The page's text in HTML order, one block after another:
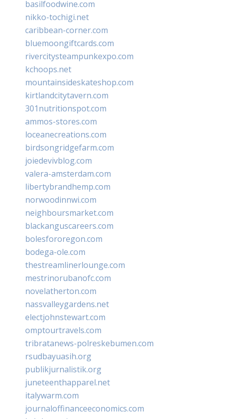
basilfoodwine.com
nikko-tochigi.net
caribbean-corner.com
bluemoongiftcards.com
rivercitysteampunkexpo.com
kchoops.net
mountainsideskateshop.com
kirtlandcitytavern.com
301nutritionspot.com
ammos-stores.com
loceanecreations.com
birdsongridgefarm.com
joiedevivblog.com
valera-amsterdam.com
libertybrandhemp.com
norwoodinnwi.com
neighboursmarket.com
blackanguscareers.com
bolesfororegon.com
bodega-ole.com
thestreamlinerlounge.com
mestrinorubanofc.com
novelatherton.com
nassvalleygardens.net
electjohnstewart.com
omptourtravels.com
tribratanews-polreskebumen.com
rsudbayuasih.org
publikjurnalistik.org
juneteenthapparel.net
italywarm.com
journaloffinanceeconomics.com